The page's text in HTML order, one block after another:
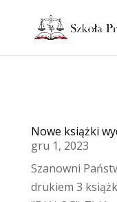
Nowe książki
gru 1, 2023
Szanowni
drukiem 3